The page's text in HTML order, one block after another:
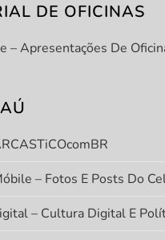
DE OFICINAS
– Apresentações De
– Fotos E Posts Do
– Cultura Digital E